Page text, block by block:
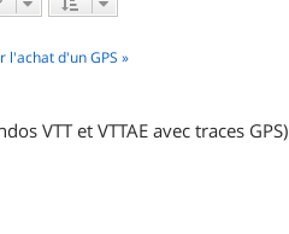
l'achat d'un GPS »
VTT et VTTAE avec traces GPS)